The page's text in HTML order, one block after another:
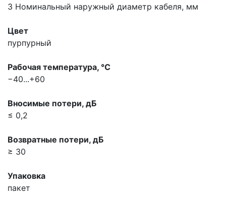
3 Номинальный наружный диаметр кабеля, мм
Цвет
пурпурный
Рабочая температура, °С
−40...+60
Вносимые потери, дБ
≤ 0,2
Возвратные потери, дБ
≥ 30
Упаковка
пакет